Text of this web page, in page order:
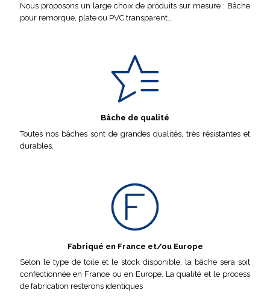
Nous proposons un large choix de produits sur mesure : Bâche
pour remorque, plate ou PVC transparent...
Bâche de qualité
Toutes nos bâches sont de grandes qualités, très résistantes et
durables.
Fabriqué en France et/ou Europe
Selon le type de toile et le stock disponible, la bâche sera soit
confectionnée en France ou en Europe. La qualité et le process
de fabrication resterons identiques